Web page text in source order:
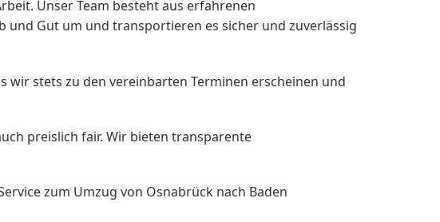
Unser Team besteht aus erfahrenen
und Gut um und transportieren es sicher und zuverlässig
wir stets zu den vereinbarten Terminen erscheinen und
preislich fair. Wir bieten transparente
zum Umzug von Osnabrück nach Baden